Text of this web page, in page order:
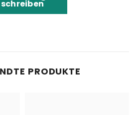
schreiben
PRODUKTE